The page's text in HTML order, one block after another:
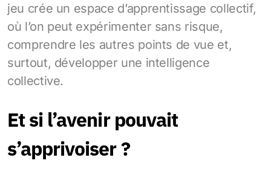
jeu crée un espace d’apprentissage collectif,
où l’on peut expérimenter sans risque,
comprendre les autres points de vue et,
surtout, développer une intelligence
collective.
Et si l’avenir pouvait
s’apprivoiser ?